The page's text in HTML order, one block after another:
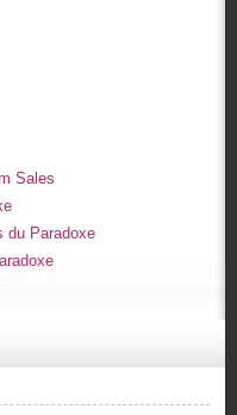
Sales
du Paradoxe